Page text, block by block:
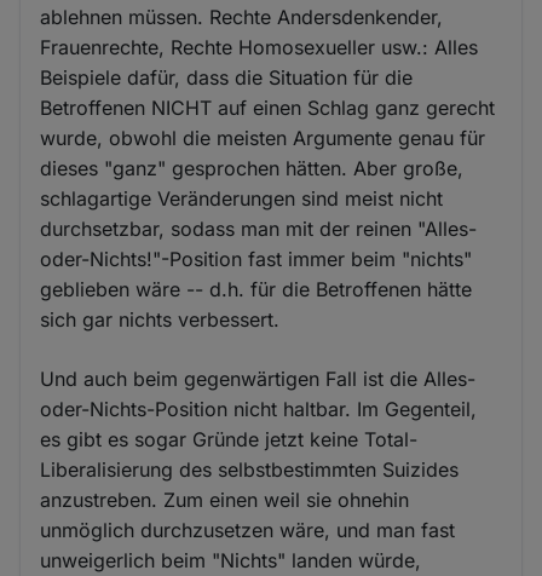
ablehnen müssen. Rechte Andersdenkender,
Frauenrechte, Rechte Homosexueller usw.: Alles
Beispiele dafür, dass die Situation für die
Betroffenen NICHT auf einen Schlag ganz gerecht
wurde, obwohl die meisten Argumente genau für
dieses "ganz" gesprochen hätten. Aber große,
schlagartige Veränderungen sind meist nicht
durchsetzbar, sodass man mit der reinen "Alles-
oder-Nichts!"-Position fast immer beim "nichts"
geblieben wäre -- d.h. für die Betroffenen hätte
sich gar nichts verbessert.
Und auch beim gegenwärtigen Fall ist die Alles-
oder-Nichts-Position nicht haltbar. Im Gegenteil,
es gibt es sogar Gründe jetzt keine Total-
Liberalisierung des selbstbestimmten Suizides
anzustreben. Zum einen weil sie ohnehin
unmöglich durchzusetzen wäre, und man fast
unweigerlich beim "Nichts" landen würde,